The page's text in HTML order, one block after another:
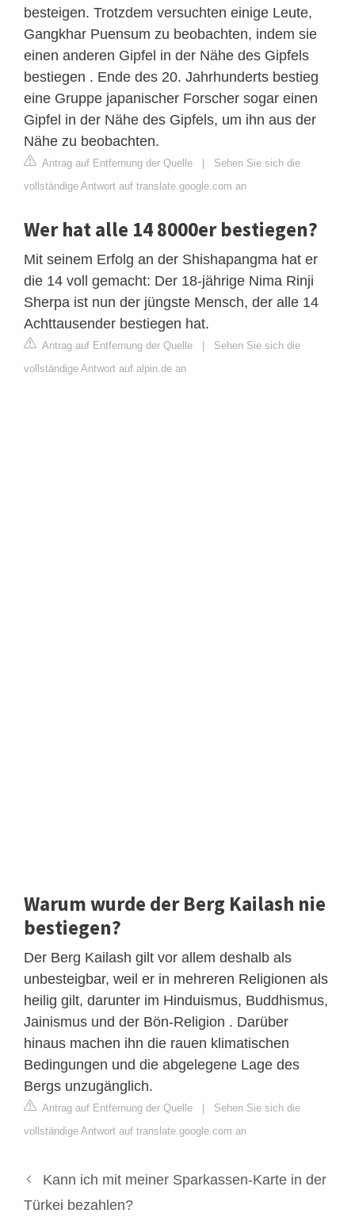
besteigen. Trotzdem versuchten einige Leute,
Gangkhar Puensum zu beobachten, indem sie
einen anderen Gipfel in der Nähe des Gipfels
bestiegen . Ende des 20. Jahrhunderts bestieg
eine Gruppe japanischer Forscher sogar einen
Gipfel in der Nähe des Gipfels, um ihn aus der
Nähe zu beobachten.
Antrag auf Entfernung der Quelle | Sehen Sie sich die
vollständige Antwort auf translate.google.com an
Wer hat alle 14 8000er bestiegen?
Mit seinem Erfolg an der Shishapangma hat er
die 14 voll gemacht: Der 18-jährige Nima Rinji
Sherpa ist nun der jüngste Mensch, der alle 14
Achttausender bestiegen hat.
Antrag auf Entfernung der Quelle | Sehen Sie sich die
vollständige Antwort auf alpin.de an
Warum wurde der Berg Kailash nie
bestiegen?
Der Berg Kailash gilt vor allem deshalb als
unbesteigbar, weil er in mehreren Religionen als
heilig gilt, darunter im Hinduismus, Buddhismus,
Jainismus und der Bön-Religion . Darüber
hinaus machen ihn die rauen klimatischen
Bedingungen und die abgelegene Lage des
Bergs unzugänglich.
Antrag auf Entfernung der Quelle | Sehen Sie sich die
vollständige Antwort auf translate.google.com an
Kann ich mit meiner Sparkassen-Karte in der
Türkei bezahlen?